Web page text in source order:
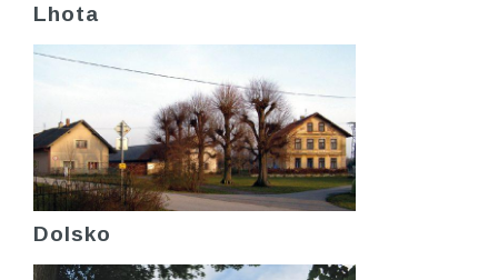
Lhota
Dolsko